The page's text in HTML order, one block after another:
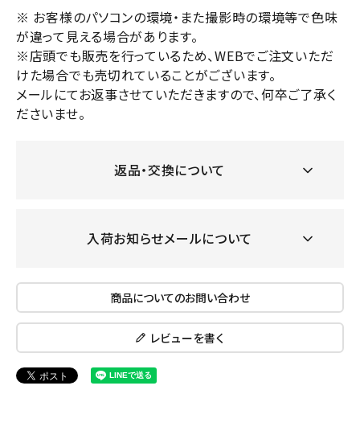
※ お客様のパソコンの環境・また撮影時の環境等で色味
が違って見える場合があります。
※店頭でも販売を行っているため、WEBでご注文いただ
けた場合でも売切れていることがございます。
メールにてお返事させていただきますので、何卒ご了承く
ださいませ。
返品・交換について
入荷お知らせメールについて
商品についてのお問い合わせ
レビューを書く